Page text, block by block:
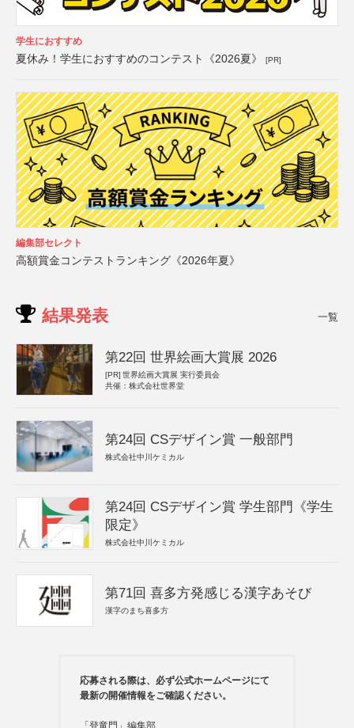
学生におすすめ
夏休み！学生におすすめのコンテスト《2026夏》 [PR]
編集部セレクト
高額賞金コンテストランキング《2026年夏》
結果発表 一覧
第22回 世界絵画大賞展 2026
[PR] 世界絵画大賞展 実行委員会
共催：株式会社世界堂
第24回 CSデザイン賞 一般部門
株式会社中川ケミカル
第24回 CSデザイン賞 学生部門《学生
限定》
株式会社中川ケミカル
第71回 喜多方発感じる漢字あそび
漢字のまち喜多方
応募される際は、必ず公式ホームページにて
最新の開催情報をご確認ください。
「登竜門」編集部